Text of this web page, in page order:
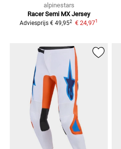
alpinestars
Racer Semi MX Jersey
Adviesprijs € 49,952 € 24,971